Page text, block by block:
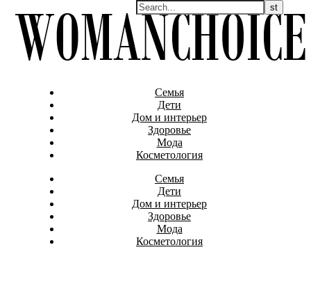
Семья
Дети
Дом и интерьер
Здоровье
Мода
Косметология
Семья
Дети
Дом и интерьер
Здоровье
Мода
Косметология